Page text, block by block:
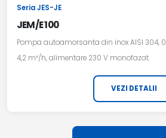
Seria JES-JE
JEM/E 100
Pompa autoamorsanta din inox AISI 304,
4,2 m³/h, alimentare 230 V monofazat.
VEZI DETALII